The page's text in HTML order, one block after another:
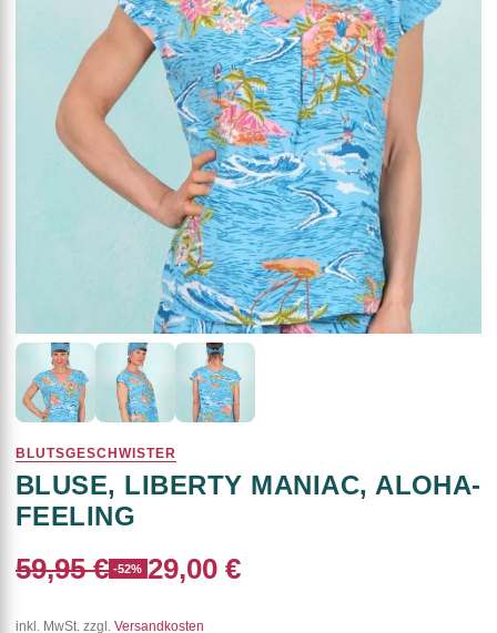
BLUTSGESCHWISTER
BLUSE, LIBERTY MANIAC, ALOHA-
FEELING
59,95 € -52% 29,00 €
inkl. MwSt. zzgl. Versandkosten